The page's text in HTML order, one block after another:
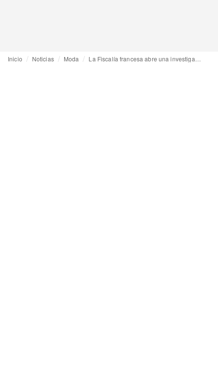
Inicio Noticias Moda